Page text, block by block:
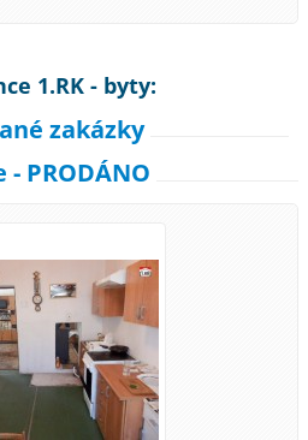
1.RK - byty:
zakázky
PRODÁNO